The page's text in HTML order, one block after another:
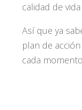
calidad de
Así que ya
plan de
cada